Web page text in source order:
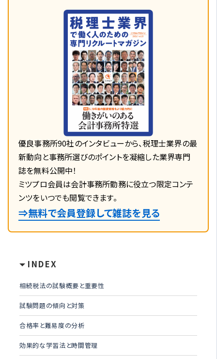
優良事務所90社のインタビューから、税理士業界の最
新動向と事務所選びのポイントを凝縮した業界専門
誌を無料公開中！
ミツプロ会員は会計事務所勤務に役立つ限定コンテ
ンツをいつでも閲覧できます。
⇒無料で会員登録して雑誌を見る
INDEX
相続税法の試験概要と重要性
試験問題の傾向と対策
合格率と難易度の分析
効果的な学習法と時間管理